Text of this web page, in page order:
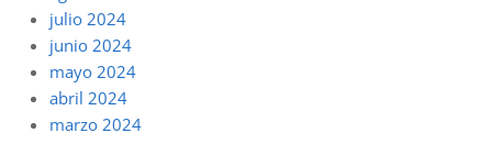
julio 2024
junio 2024
mayo 2024
abril 2024
marzo 2024